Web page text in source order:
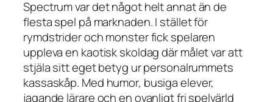
Spectrum var det något helt annat än de
flesta spel på marknaden. I stället för
rymdstrider och monster fick spelaren
uppleva en kaotisk skoldag där målet var att
stjäla sitt eget betyg ur personalrummets
kassaskåp. Med humor, busiga elever,
jagande lärare och en ovanligt fri spelvärld